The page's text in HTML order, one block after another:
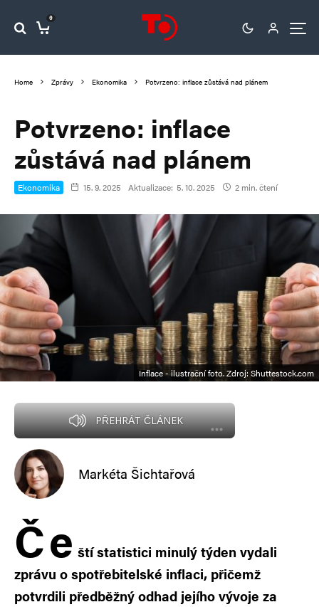
0
Home Zprávy Ekonomika Potvrzeno: inflace zůstává nad plánem
Potvrzeno: inflace
zůstává nad plánem
Ekonomika 15. 9. 2025 Aktualizace: 5. 10. 2025 2 min. čtení
Inflace - ilustrační foto. Zdroj: Shuttestock.com
PŘEHRÁT ČLÁNEK
Markéta Šichtařová
Če ští statistici minulý týden vydali
zprávu o spotřebitelské inflaci, přičemž
potvrdili předběžný odhad jejího vývoje za